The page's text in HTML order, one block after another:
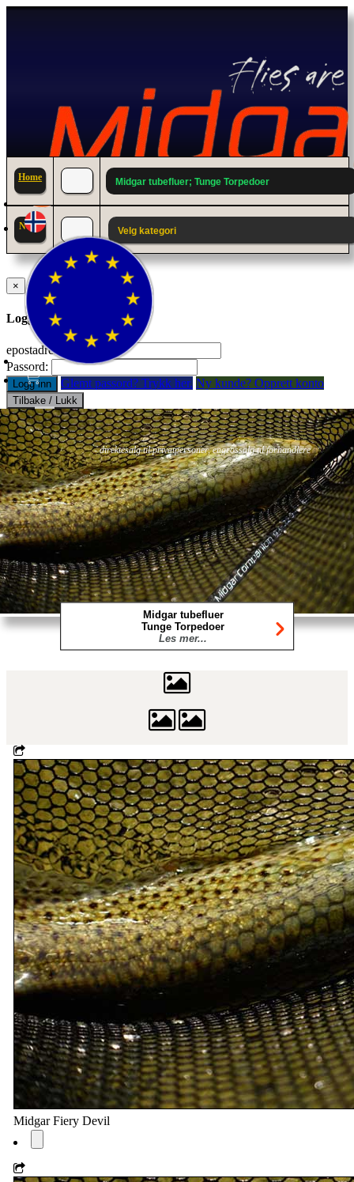
Fluer Fluefiske Fluebinding Kurs & Guiding
- direktesalg til privatpersoner, engrossalg til forhandlere
Home Midgar tubefluer; Tunge Torpedoer
News Velg kategori
×
Logg inn til din konto.
epostadresse:
Passord:
Logg inn Glemt passord? Trykk her. Ny kunde? Opprett konto
Tilbake / Lukk
Midgar tubefluer
Tunge Torpedoer
Les mer...
Midgar Fiery Devil